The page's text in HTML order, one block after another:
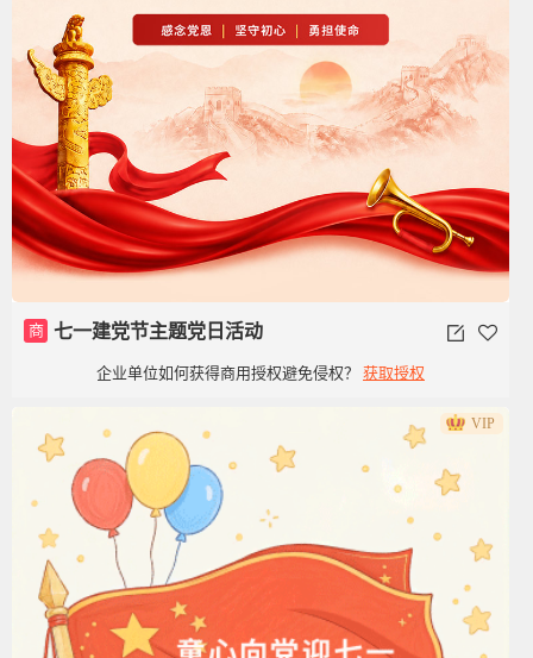
商 七一建党节主题党日活动
企业单位如何获得商用授权避免侵权？ 获取授权
VIP